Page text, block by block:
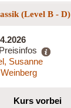
(Level B - D)
Susanne
Kurs vorbei